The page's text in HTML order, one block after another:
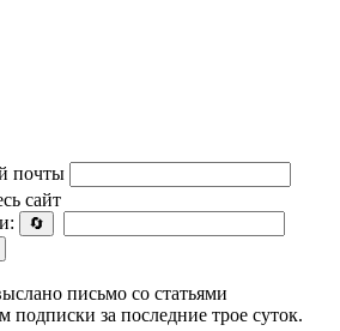
почты
сайт
🔄
письмо со статьями
за последние трое суток.